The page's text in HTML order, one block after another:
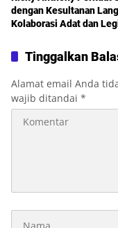
dengan Kesultanan
Kolaborasi Adat dan
Tinggalkan
Alamat email Anda
wajib ditandai *